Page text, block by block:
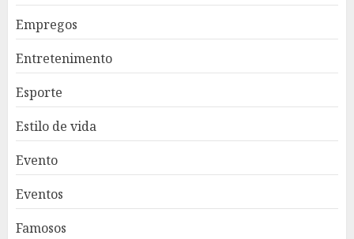
Empregos
Entretenimento
Esporte
Estilo de vida
Evento
Eventos
Famosos